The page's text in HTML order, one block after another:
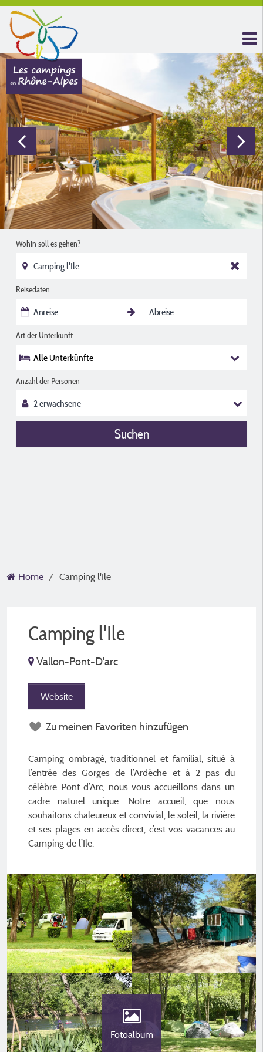
Wohin soll es gehen?
Reisedaten
Art der Unterkunft
Alle Unterkünfte
Anzahl der Personen
Suchen
Home Camping l'Ile
Camping l'Ile
Vallon-Pont-D'arc
Website
Zu meinen Favoriten hinzufügen
Camping ombragé, traditionnel et familial, situé à
l’entrée des Gorges de l’Ardèche et à 2 pas du
célèbre Pont d’Arc, nous vous accueillons dans un
cadre naturel unique. Notre accueil, que nous
souhaitons chaleureux et convivial, le soleil, la rivière
et ses plages en accès direct, c’est vos vacances au
Camping de l’Ile.
Fotoalbum